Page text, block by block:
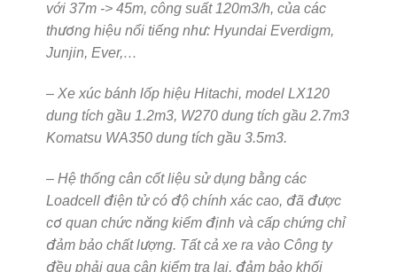
với 37m -> 45m, công suất 120m3/h, của các
thương hiệu nổi tiếng như: Hyundai Everdigm,
Junjin, Ever,…
– Xe xúc bánh lốp hiệu Hitachi, model LX120
dung tích gầu 1.2m3, W270 dung tích gầu 2.7m3
Komatsu WA350 dung tích gầu 3.5m3.
– Hệ thống cân cốt liệu sử dụng bằng các
Loadcell điện tử có độ chính xác cao, đã được
cơ quan chức năng kiểm định và cấp chứng chỉ
đảm bảo chất lượng. Tất cả xe ra vào Công ty
đều phải qua cân kiểm tra lại, đảm bảo khối